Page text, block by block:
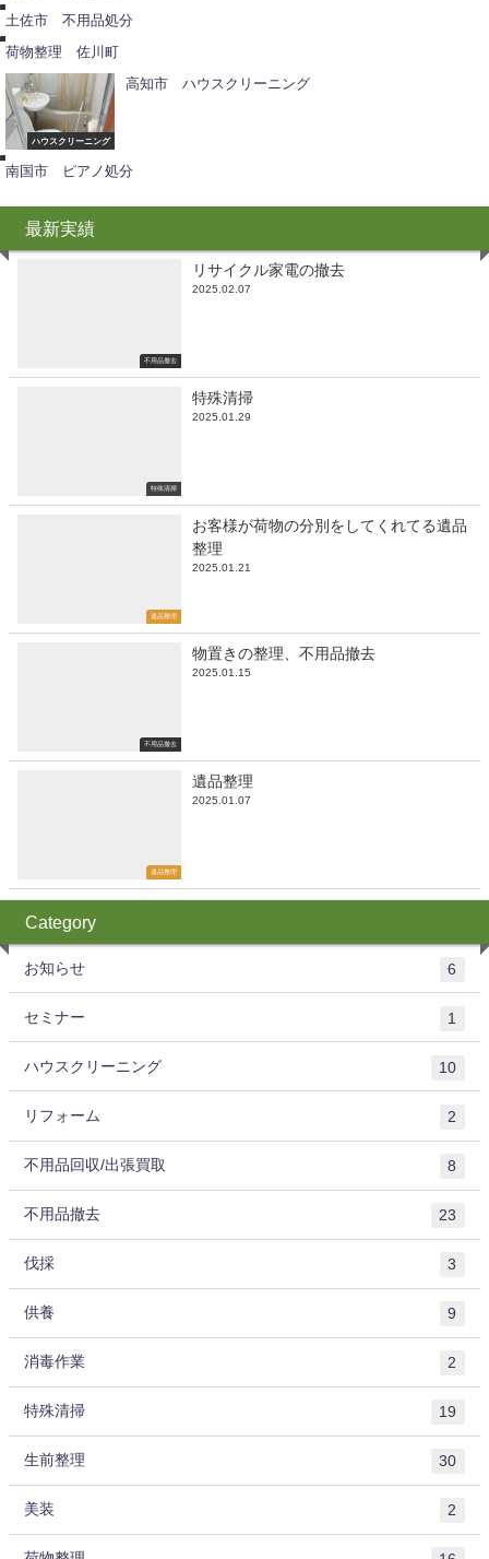
土佐市 不用品処分
荷物整理 佐川町
ハウスクリーニング
高知市 ハウスクリーニング
南国市 ピアノ処分
最新実績
不用品撤去
リサイクル家電の撤去
2025.02.07
特殊清掃
特殊清掃
2025.01.29
遺品整理
お客様が荷物の分別をしてくれてる遺品
整理
2025.01.21
不用品撤去
物置きの整理、不用品撤去
2025.01.15
遺品整理
遺品整理
2025.01.07
Category
お知らせ 6
セミナー 1
ハウスクリーニング 10
リフォーム 2
不用品回収/出張買取 8
不用品撤去 23
伐採 3
供養 9
消毒作業 2
特殊清掃 19
生前整理 30
美装 2